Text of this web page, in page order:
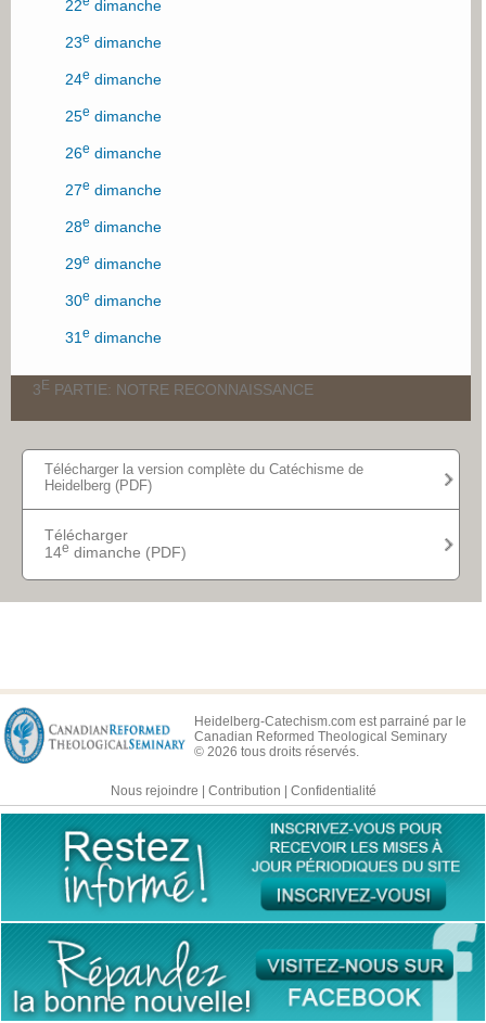
22 dimanche
23e dimanche
24e dimanche
25e dimanche
26e dimanche
27e dimanche
28e dimanche
29e dimanche
30e dimanche
31 e dimanche
3E PARTIE: NOTRE RECONNAISSANCE
32edimanche
33 edimanche
34
e dimanche
36 dimanche
40edimanche
dimanche
e
43edimanche
44edimanche
45
46 edimanche
47edimanche
Télécharger la version complète du Catéchisme de
Heidelberg (PDF)
Télécharger
14e dimanche (PDF)
Heidelberg-Catechism.com est parrainé par le
Canadian Reformed Theological Seminary
© 2026 tous droits réservés.
Nous rejoindre Contribution Confidentialité